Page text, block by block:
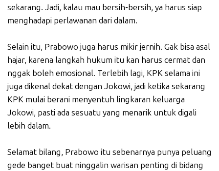
sekarang. Jadi, kalau mau bersih-bersih, ya harus siap
menghadapi perlawanan dari dalam.
Selain itu, Prabowo juga harus mikir jernih. Gak bisa asal
hajar, karena langkah hukum itu kan harus cermat dan
nggak boleh emosional. Terlebih lagi, KPK selama ini
juga dikenal dekat dengan Jokowi, jadi ketika sekarang
KPK mulai berani menyentuh lingkaran keluarga
Jokowi, pasti ada sesuatu yang menarik untuk digali
lebih dalam.
Selamat bilang, Prabowo itu sebenarnya punya peluang
gede banget buat ninggalin warisan penting di bidang